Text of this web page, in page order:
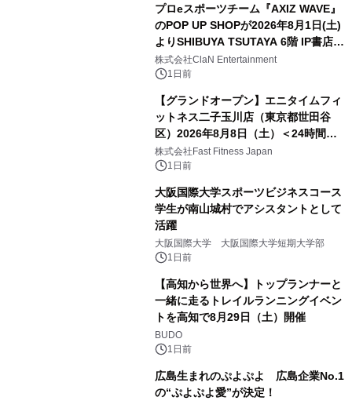
プロeスポーツチーム『AXIZ WAVE』
のPOP UP SHOPが2026年8月1日(土)
よりSHIBUYA TSUTAYA 6階 IP書店で
開催決定！！
株式会社ClaN Entertainment
1日前
【グランドオープン】エニタイムフィ
ットネス二子玉川店（東京都世田谷
区）2026年8月8日（土）＜24時間年
中無休のフィットネスジム＞
株式会社Fast Fitness Japan
1日前
大阪国際大学スポーツビジネスコース
学生が南山城村でアシスタントとして
活躍
大阪国際大学 大阪国際大学短期大学部
1日前
【高知から世界へ】トップランナーと
一緒に走るトレイルランニングイベン
トを高知で8月29日（土）開催
BUDO
1日前
広島生まれのぷよぷよ 広島企業No.1
の“ぷよぷよ愛”が決定！